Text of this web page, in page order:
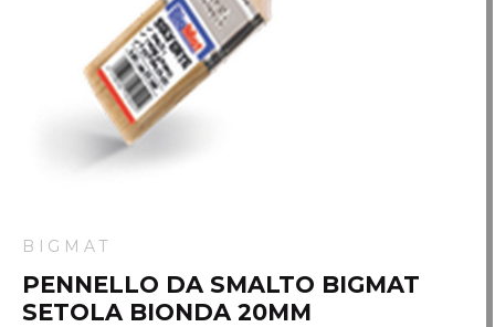
BIGMAT
PENNELLO DA SMALTO BIGMAT
SETOLA BIONDA 20MM